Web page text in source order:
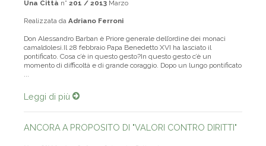
Una Città n° 201 / 2013 Marzo
Realizzata da Adriano Ferroni
Don Alessandro Barban è Priore generale dell’ordine dei monaci
camaldolesi.Il 28 febbraio Papa Benedetto XVI ha lasciato il
pontificato. Cosa c’è in questo gesto?In questo gesto c’è un
momento di difficoltà e di grande coraggio. Dopo un lungo pontificato
...
Leggi di più
ANCORA A PROPOSITO DI "VALORI CONTRO DIRITTI"